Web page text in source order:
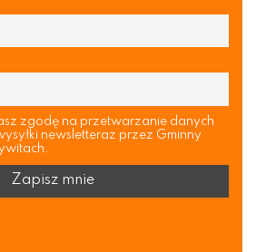
zgodę na przetwarzanie danych
newsletteraz przez Gminny